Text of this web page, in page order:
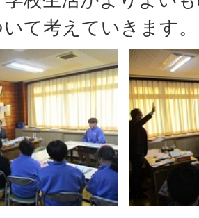
て考えていきます。